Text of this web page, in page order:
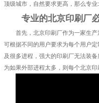
顶级城市，自然要求更高，那么专
专业的北京印刷厂必
首先，北京印刷厂作为一家生产
可根据不同的用户要求为每个用户
及很多进程，强大的印刷厂无法装
为如果外部进程太多，则每个北京